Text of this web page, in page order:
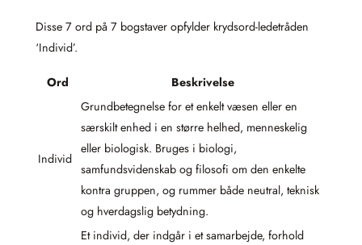
Disse 7 ord på 7 bogstaver opfylder krydsord-ledetråden
‘Individ’.
Ord Beskrivelse
Individ
Grundbetegnelse for et enkelt væsen eller en
særskilt enhed i en større helhed, menneskelig
eller biologisk. Bruges i biologi,
samfundsvidenskab og filosofi om den enkelte
kontra gruppen, og rummer både neutral, teknisk
og hverdagslig betydning.
Et individ, der indgår i et samarbejde, forhold